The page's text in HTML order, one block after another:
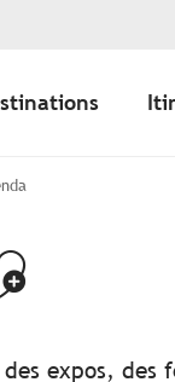
expos,